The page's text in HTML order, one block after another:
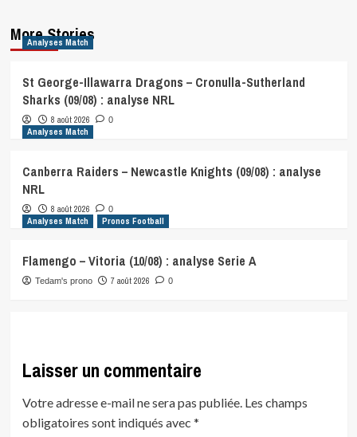
More Stories
Analyses Match
St George-Illawarra Dragons – Cronulla-Sutherland
Sharks (09/08) : analyse NRL
8 août 2026 0
Analyses Match
Canberra Raiders – Newcastle Knights (09/08) : analyse
NRL
8 août 2026 0
Analyses Match Pronos Football
Flamengo – Vitoria (10/08) : analyse Serie A
Tedam's prono 7 août 2026 0
Laisser un commentaire
Votre adresse e-mail ne sera pas publiée. Les champs
obligatoires sont indiqués avec *